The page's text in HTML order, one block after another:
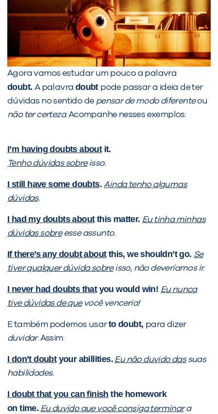
Agora vamos estudar um pouco a palavra
doubt. A palavra doubt pode passar a ideia de ter
dúvidas no sentido de pensar de modo diferenteou
não ter certeza. Acompanhe nesses exemplos:
I’m having doubts aboutit.
Tenho dúvidas sobreisso.
I still have some doubts.Ainda tenho algumas
dúvidas.
I had my doubts aboutthis matter. Eu tinha minhas
dúvidas sobreesse assunto.
If there’s any doubt aboutthis, we shouldn’t go. Se
tiver qualquer dúvida sobreisso, não deveríamos ir.
I never had doubts thatyou would win! Eu nunca
tive dúvidas de quevocê venceria!
E também podemos usarto doubt, para dizer
duvidar. Assim:
I don’t doubtyour abillities. Eu não duvido dassuas
habilidades.
I doubt that you can finish the homework
on time. Eu duvido que você consiga terminara